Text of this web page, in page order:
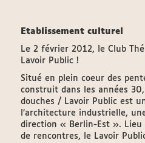
Etablissement culturel
Le 2 février 2012, le Club
Lavoir Public !
Situé en plein coeur des
construit dans les années
douches / Lavoir Public est
l’architecture industrielle,
direction « Berlin-Est ». Lieu
de rencontres, le Lavoir